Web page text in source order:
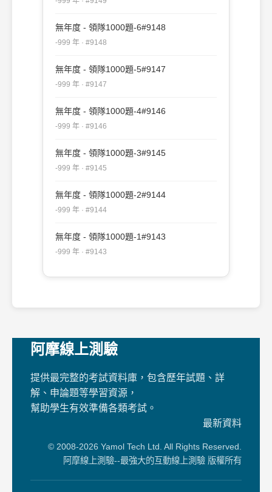
無年度 - 領隊1000題-6#9148
-999 年 · #9148
無年度 - 領隊1000題-5#9147
-999 年 · #9147
無年度 - 領隊1000題-4#9146
-999 年 · #9146
無年度 - 領隊1000題-3#9145
-999 年 · #9145
無年度 - 領隊1000題-2#9144
-999 年 · #9144
無年度 - 領隊1000題-1#9143
-999 年 · #9143
阿摩線上測驗
提供最完整的考試資料庫，包含歷年試題、詳
解、申論題等學習資源，
幫助學生有效準備各類考試。
最新資料
© 2008-2026 Yamol Tech Ltd. All Rights Reserved.
阿摩線上測驗--最強大的互動線上測驗 版權所有